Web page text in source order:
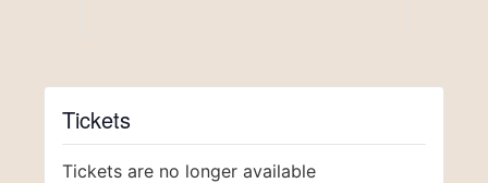
Tickets
Tickets are no longer available